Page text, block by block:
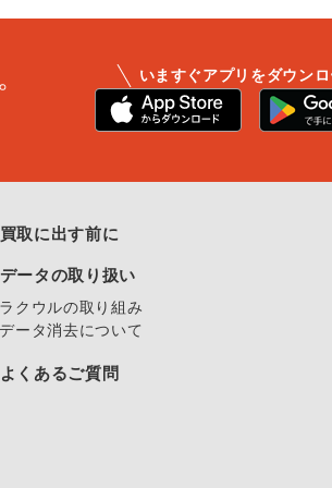
いますぐアプリをダウン
買取に出す前に
データの取り扱い
ラクウルの取り組み
データ消去について
よくあるご質問